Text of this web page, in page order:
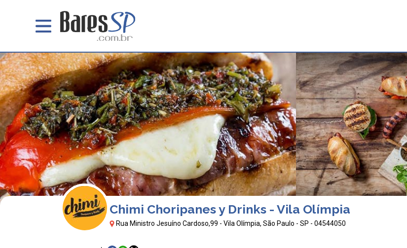
Chimi Choripanes y Drinks - Vila Olímpia
Rua Ministro Jesuíno Cardoso,99 - Vila Olímpia, São Paulo - SP - 04544050